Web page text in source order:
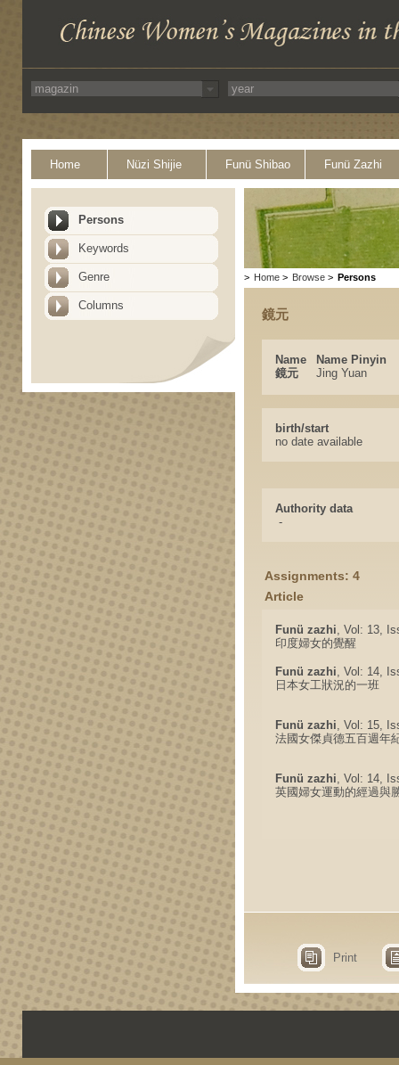
Home Nüzi Shijie Funü Shibao Funü Zazhi
Persons
Keywords
Genre
Columns
> Home > Browse > Persons
鏡元
Name
Name Pinyin
鏡元
Jing Yuan
birth/start
no date available
Authority data
-
Assignments: 4
Article
Funü zazhi, Vol: 13,
印度婦女的覺醒
Funü zazhi, Vol: 14,
日本女工狀況的一班
Funü zazhi, Vol: 15,
法國女傑貞德五百週年
Funü zazhi, Vol: 14,
英國婦女運動的經過與
Print